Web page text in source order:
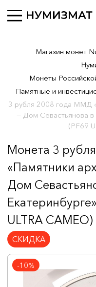
Магазин монет
Монеты
Памятные и
3 рубля 2008 года ММД
— Дом Севастьянова в
(PF69
Монета 3
«Памятники
Дом
ULTRA
СКИДКА
-10%